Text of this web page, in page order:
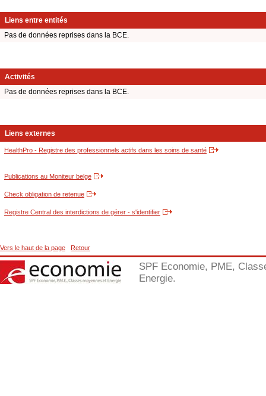
Liens entre entités
Pas de données reprises dans la BCE.
Activités
Pas de données reprises dans la BCE.
Liens externes
HealthPro - Registre des professionnels actifs dans les soins de santé
Publications au Moniteur belge
Check obligation de retenue
Registre Central des interdictions de gérer - s'identifier
Vers le haut de la page Retour
SPF Economie, PME,
Energie.